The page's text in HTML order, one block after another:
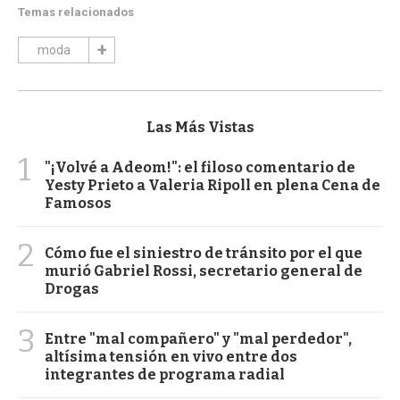
Temas relacionados
moda
Las Más Vistas
1
"¡Volvé a Adeom!": el filoso comentario de
Yesty Prieto a Valeria Ripoll en plena Cena de
Famosos
2
Cómo fue el siniestro de tránsito por el que
murió Gabriel Rossi, secretario general de
Drogas
3
Entre "mal compañero" y "mal perdedor",
altísima tensión en vivo entre dos
integrantes de programa radial